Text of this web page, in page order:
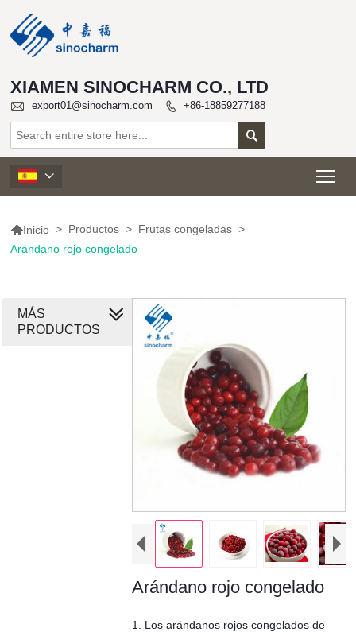
XIAMEN SINOCHARM CO., LTD
 export01@sinocharm.com  +86-18859277188


Inicio > Productos > Frutas congeladas >
Arándano rojo congelado
Arándano rojo congelado
1. Los arándanos rojos congelados de
MÁS
PRODUCTOS